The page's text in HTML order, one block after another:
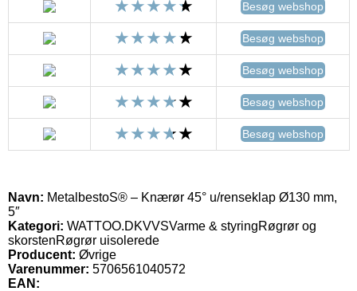
Besøg webshop
Besøg webshop
Besøg webshop
Besøg webshop
Besøg webshop
Navn: MetalbestoS® – Knærør 45° u/renseklap Ø130 mm,
5″
Kategori: WATTOO.DKVVSVarme & styringRøgrør og
skorstenRøgrør uisolerede
Producent: Øvrige
Varenummer: 5706561040572
EAN: